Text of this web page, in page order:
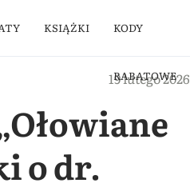
KSIĄŻKI KODY
RABATOWE
19 lutego 2026
o dr.